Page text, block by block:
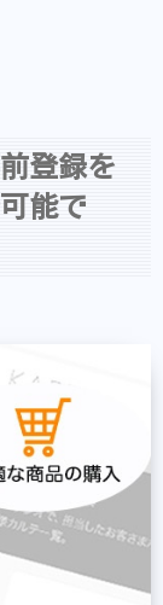
登録を
能で